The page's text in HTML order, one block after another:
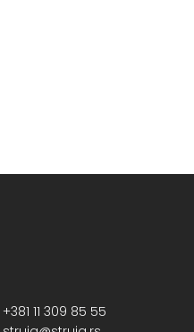
+381 11 309 85 55